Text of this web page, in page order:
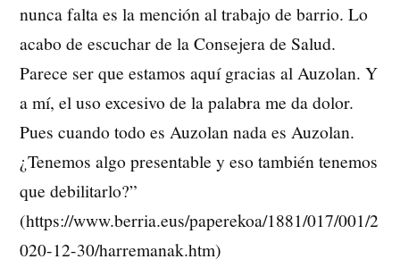
nunca falta es la mención al trabajo de barrio. Lo
acabo de escuchar de la Consejera de Salud.
Parece ser que estamos aquí gracias al Auzolan. Y
a mí, el uso excesivo de la palabra me da dolor.
Pues cuando todo es Auzolan nada es Auzolan.
¿Tenemos algo presentable y eso también tenemos
que debilitarlo?”
(https://www.berria.eus/paperekoa/1881/017/001/2
020-12-30/harremanak.htm)